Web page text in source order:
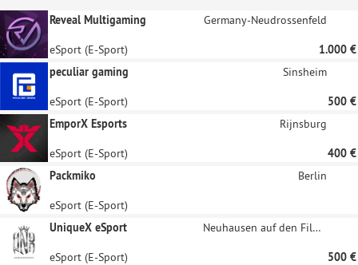
Reveal Multigaming Germany-Neudrossenfeld
eSport (E-Sport)
1.000 €
peculiar gaming
Sinsheim
eSport (E-Sport)
500 €
EmporX Esports
Rijnsburg
eSport (E-Sport)
400 €
Packmiko
Berlin
eSport (E-Sport)
UniqueX eSport
Neuhausen auf den Fildern
eSport (E-Sport)
500 €